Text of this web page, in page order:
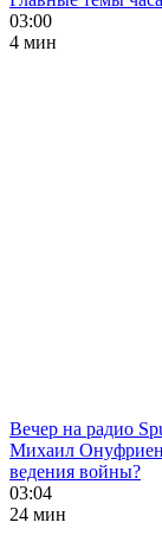
03:00
4 мин
Вечер на радио
Михаил
ведения войны?
03:04
24 мин